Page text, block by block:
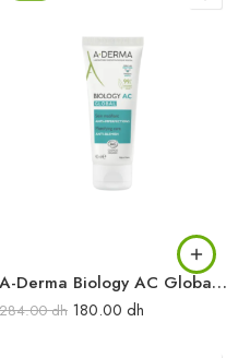
A-Derma Biology AC Global Soin matifiant anti-imperfections 40 ml
284.00dh 180.00 dh